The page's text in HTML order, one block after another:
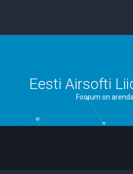
Eesti Airsofti
Foorum on